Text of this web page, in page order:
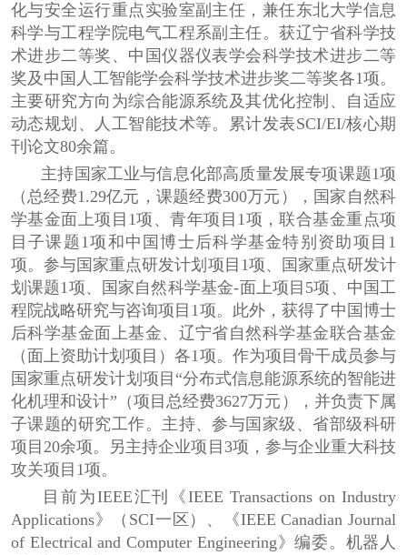
化与安全运行重点实验室副主任，兼任东北大学信息
科学与工程学院电气工程系副主任。获辽宁省科学技
术进步二等奖、 中国仪器仪表学会科学技术进步二等
奖及 中国人工智能学会科学技术进步奖二等奖各1项。
主要研究方向为综合能源系统及其优化控制、自适应
动态规划、人工智能技术等。累计发表SCI/EI/核心期
刊论文80余篇。
主持国家工业与信息化部高质量发展专项课题1项
（总经费1.29亿元，课题经费300万元），国家自然科
学基金面上项目 1项、青年项目 1项，联合基金重点项
目子课题1项和中国博士后科学基金特别资助项目 1
项。参与国家重点研发计划项目 1项、国家重点研发计
划课题1项、国家自然科学基金-面上项目 5项、中国工
程院战略研究与咨询项目 1项。此外，获得了中国博士
后科学基金面上基金、辽宁省自然科学基金联合基金
（面上资助计划项目）各1项。作为项目骨干成员参与
国家重点研发计划项目 “分布式信息能源系统的智能进
化机理和设计” （项目总经费3627万元），并负责下属
子课题的研究工作。主持、参与国家级、省部级科研
项目20余项。另主持企业项目 3项，参与企业重大科技
攻关项目 1项。
目前为IEEE汇刊《IEEE Transactions on Industry
Applications》（ SCI一区）、《IEEE Canadian Journal
of Electrical and Computer Engineering 》编委。机器人